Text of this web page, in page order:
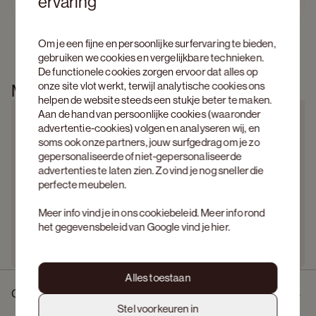
Om je een fijne en persoonlijke surfervaring te bieden,
gebruiken we cookies en vergelijkbare technieken.
De functionele cookies zorgen ervoor dat alles op
onze site vlot werkt, terwijl analytische cookies ons
helpen de website steeds een stukje beter te maken.
Aan de hand van persoonlijke cookies (waaronder
advertentie-cookies) volgen en analyseren wij, en
soms ook onze partners, jouw surfgedrag om je zo
gepersonaliseerde of niet-gepersonaliseerde
advertenties te laten zien. Zo vind je nog sneller die
perfecte meubelen.
Meer info vind je in onscookiebeleid. Meer info rond
het gegevensbeleid van Google vind jehier.
Alles toestaan
Stel voorkeuren in
Previous slide
Meer informatie
Omschrijving